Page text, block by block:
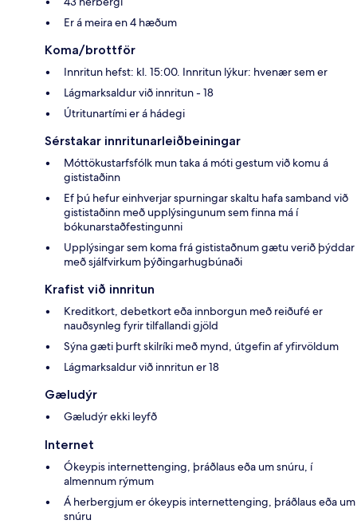
Er á meira en 4 hæðum
Koma/brottför
Innritun hefst: kl. 15:00. Innritun lýkur: hvenær sem er
Lágmarksaldur við innritun - 18
Útritunartími er á hádegi
Sérstakar innritunarleiðbeiningar
Móttökustarfsfólk mun taka á móti gestum við komu á
gististaðinn
Ef þú hefur einhverjar spurningar skaltu hafa samband við
gististaðinn með upplýsingunum sem finna má í
bókunarstaðfestingunni
Upplýsingar sem koma frá gististaðnum gætu verið þýddar
með sjálfvirkum þýðingarhugbúnaði
Krafist við innritun
Kreditkort, debetkort eða innborgun með reiðufé er
nauðsynleg fyrir tilfallandi gjöld
Sýna gæti þurft skilríki með mynd, útgefin af yfirvöldum
Lágmarksaldur við innritun er 18
Gæludýr
Gæludýr ekki leyfð
Internet
Ókeypis internettenging, þráðlaus eða um snúru, í
almennum rýmum
Á herbergjum er ókeypis internettenging, þráðlaus eða um
snúru